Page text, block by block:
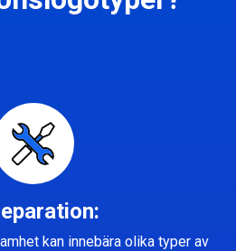
kan innebära olika typer av